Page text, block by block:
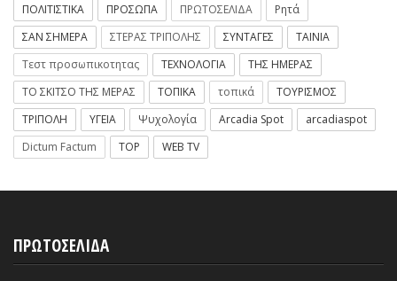
ΠΟΛΙΤΙΣΤΙΚΑ
ΠΡΟΣΩΠΑ ΠΡΩΤΟΣΕΛΙΔΑ
Ρητά
ΣΑΝ ΣΗΜΕΡΑ
ΣΤΕΡΑΣ ΤΡΙΠΟΛΗΣ ΣΥΝΤΑΓΕΣ
ΤΑΙΝΙΑ
Τεστ προσωπικοτητας
ΤΕΧΝΟΛΟΓΙΑ
ΤΗΣ ΗΜΕΡΑΣ
ΤΟ ΣΚΙΤΣΟ ΤΗΣ ΜΕΡΑΣ
ΤΟΠΙΚΑ τοπικά
ΤΟΥΡΙΣΜΟΣ
ΤΡΙΠΟΛΗ
ΥΓΕΙΑ Ψυχολογία Arcadia Spot
arcadiaspot
Dictum Factum
TOP WEB TV
ΠΡΩΤΟΣΕΛΙΔΑ